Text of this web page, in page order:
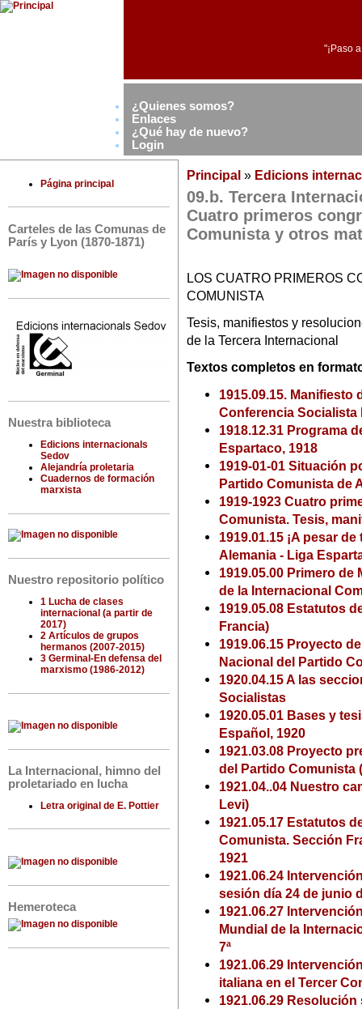
"¡Paso
¿Quienes somos?
Enlaces
¿Qué hay de nuevo?
Login
Página principal
Carteles de las Comunas de
París y Lyon (1870-1871)
Nuestra biblioteca
Edicions internacionals
Sedov
Alejandría proletaria
Cuadernos de formación
marxista
Nuestro repositorio político
1 Lucha de clases
internacional (a partir de
2017)
2 Artículos de grupos
hermanos (2007-2015)
3 Germinal-En defensa del
marxismo (1986-2012)
La Internacional, himno del
proletariado en lucha
Letra original de E. Pottier
Hemeroteca
Principal » Edicions
09.b. Tercera
Cuatro primeros
Comunista y otros
LOS CUATRO PRIMEROS
COMUNISTA
Tesis, manifiestos y
de la Tercera Internacional
Textos completos en
1915.09.15. Manifiesto
Conferencia Socialista
1918.12.31 Programa
Espartaco, 1918
1919-01-01 Situación
Partido Comunista de
1919-1923 Cuatro
Comunista. Tesis,
1919.01.15 ¡A pesar
Alemania - Liga
1919.05.00 Primero
de la Internacional
1919.05.08 Estatutos
Francia)
1919.06.15 Proyecto
Nacional del Partido
1920.04.15 A las
Socialistas
1920.05.01 Bases y
Español, 1920
1921.03.08 Proyecto
del Partido Comunista
1921.04..04 Nuestro
Levi)
1921.05.17 Estatutos
Comunista. Sección
1921
1921.06.24
sesión día 24 de junio
1921.06.27
Mundial de la
7ª
1921.06.29
italiana en el Tercer
1921.06.29